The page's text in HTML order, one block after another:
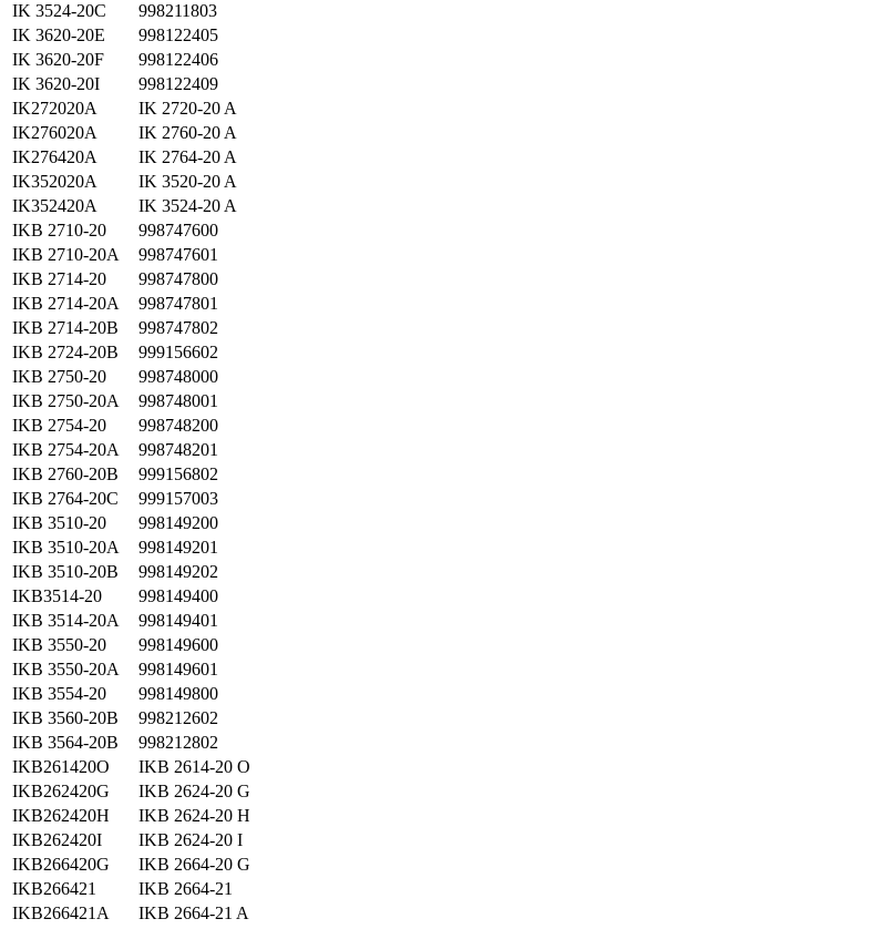
IK 3524-20C
998211803
IK 3620-20E
998122405
IK 3620-20F
998122406
IK 3620-20I
998122409
IK272020A
IK 2720-20 A
IK276020A
IK 2760-20 A
IK276420A
IK 2764-20 A
IK352020A
IK 3520-20 A
IK352420A
IK 3524-20 A
IKB 2710-20
998747600
IKB 2710-20A
998747601
IKB 2714-20
998747800
IKB 2714-20A
998747801
IKB 2714-20B
998747802
IKB 2724-20B
999156602
IKB 2750-20
998748000
IKB 2750-20A
998748001
IKB 2754-20
998748200
IKB 2754-20A
998748201
IKB 2760-20B
999156802
IKB 2764-20C
999157003
IKB 3510-20
998149200
IKB 3510-20A
998149201
IKB 3510-20B
998149202
IKB3514-20
998149400
IKB 3514-20A
998149401
IKB 3550-20
998149600
IKB 3550-20A
998149601
IKB 3554-20
998149800
IKB 3560-20B
998212602
IKB 3564-20B
998212802
IKB261420O
IKB 2614-20 O
IKB262420G
IKB 2624-20 G
IKB262420H
IKB 2624-20 H
IKB262420I
IKB 2624-20 I
IKB266420G
IKB 2664-20 G
IKB266421
IKB 2664-21
IKB266421A
IKB 2664-21 A